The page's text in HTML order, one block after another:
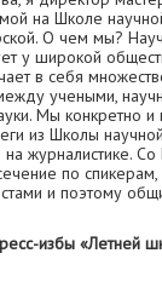
на Школе
О чем мы?
у широкой
в себя
учеными,
Мы конкретно
из Школы
журналистике.
по
и поэтому
избы «Летней